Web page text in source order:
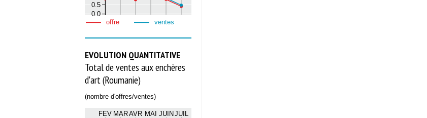
0.0
0.5
offre ventes
EVOLUTION QUANTITATIVE
Total de ventes aux enchères
d'art (Roumanie)
(nombre d'offres/ventes)
FEV MARAVR MAI JUIN JUIL